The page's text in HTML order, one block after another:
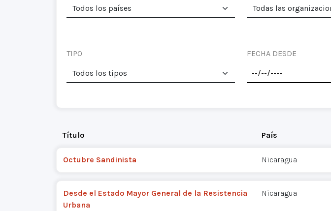
TIPO FECHA DESDE
Título País
Octubre Sandinista Nicaragua
Desde el Estado Mayor General de la Resistencia
Urbana
Nicaragua